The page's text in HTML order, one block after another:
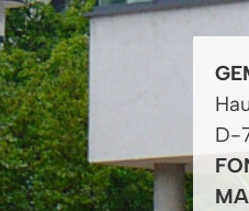
D-